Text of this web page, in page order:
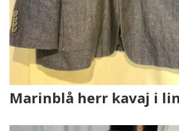
Marinblå herr kavaj i